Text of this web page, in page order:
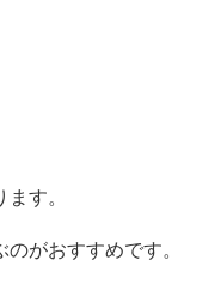
す。
がおすすめです。